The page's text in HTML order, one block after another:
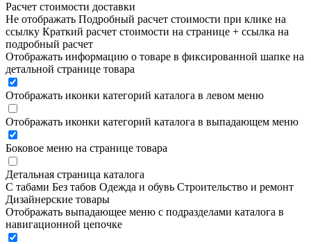
Расчет стоимости доставки
Не отображать Подробный расчет стоимости при клике на
ссылку Краткий расчет стоимости на странице + ссылка на
подробный расчет
Отображать информацию о товаре в фиксированной шапке на
детальной странице товара
Отображать иконки категорий каталога в левом меню
Отображать иконки категорий каталога в выпадающем меню
Боковое меню на странице товара
Детальная страница каталога
С табами Без табов Одежда и обувь Строительство и ремонт
Дизайнерские товары
Отображать выпадающее меню с подразделами каталога в
навигационной цепочке